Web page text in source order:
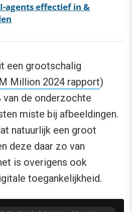
agents effectief in &
een grootschalig
Million 2024 rapport)
van de onderzochte
miste bij afbeeldingen.
natuurlijk een groot
deze daar zo van
is overigens ook
toegankelijkheid.